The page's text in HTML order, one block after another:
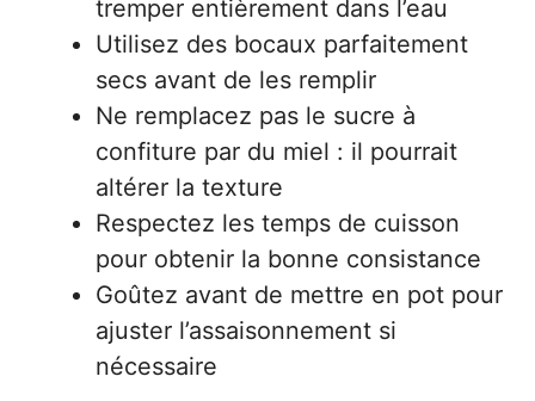
tremper entièrement dans l’eau
Utilisez des bocaux parfaitement
secs avant de les remplir
Ne remplacez pas le sucre à
confiture par du miel : il pourrait
altérer la texture
Respectez les temps de cuisson
pour obtenir la bonne consistance
Goûtez avant de mettre en pot pour
ajuster l’assaisonnement si
nécessaire